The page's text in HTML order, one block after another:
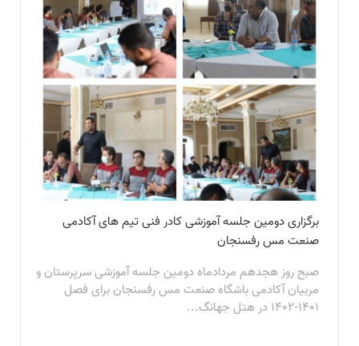
برگزاری دومین جلسه آموزشی کادر فنی تیم های آکادمی
صنعت مس رفسنجان
صبح روز هجدهم مردادماه دومین جلسه آموزشی سرپرستان و
مربیان آکادمی باشگاه صنعت مس رفسنجان برای فصل
۱۴۰۱-۱۴۰۲ در هتل جهانگ...